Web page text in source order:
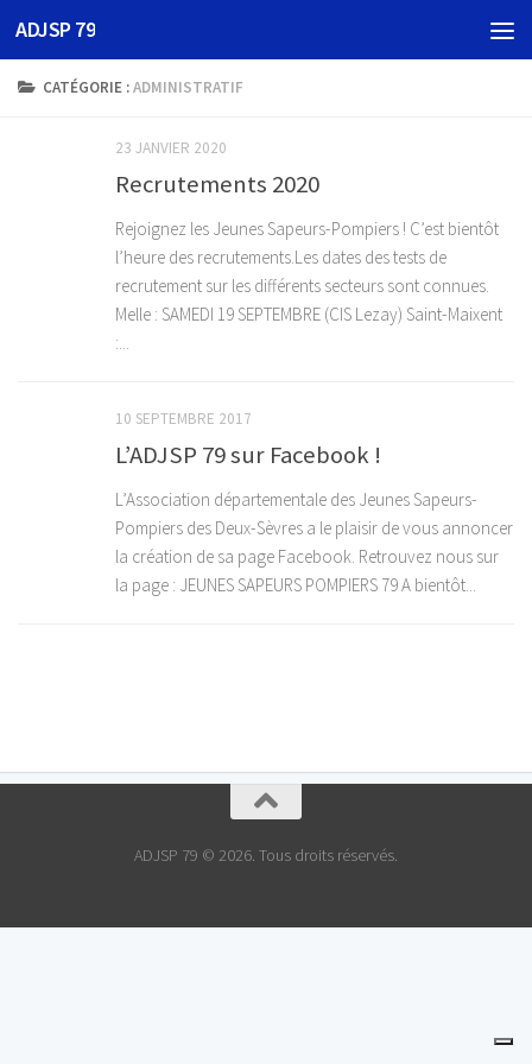
Skip to content
ADJSP 79
CATÉGORIE :ADMINISTRATIF
23 JANVIER 2020
Recrutements 2020
Rejoignez les Jeunes Sapeurs-Pompiers ! C’est bientôt
l’heure des recrutements.Les dates des tests de
recrutement sur les différents secteurs sont connues.
Melle : SAMEDI 19 SEPTEMBRE (CIS Lezay) Saint-Maixent
:...
10 SEPTEMBRE 2017
L’ADJSP 79 sur Facebook !
L’Association départementale des Jeunes Sapeurs-
Pompiers des Deux-Sèvres a le plaisir de vous annoncer
la création de sa page Facebook. Retrouvez nous sur
la page : JEUNES SAPEURS POMPIERS 79 A bientôt...
ADJSP 79 © 2026. Tous droits réservés.